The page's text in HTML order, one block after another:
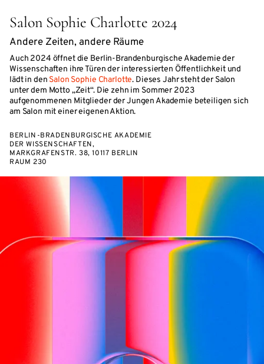
Salon Sophie Charlotte 2024
Andere Zeiten, andere Räume
Auch 2024 öffnet die Berlin-Brandenburgische Akademie der
Wissenschaften ihre Türen der interessierten Öffentlichkeit und
lädt in den Salon Sophie Charlotte. Dieses Jahr steht der Salon
unter dem Motto „Zeit“. Die zehn im Sommer 2023
aufgenommenen Mitglieder der Jungen Akademie beteiligen sich
am Salon mit einer eigenen Aktion.
BERLIN-BRADENBURGISCHE AKADEMIE
DER WISSENSCHAFTEN,
MARKGRAFENSTR. 38, 10117 BERLIN
RAUM 230